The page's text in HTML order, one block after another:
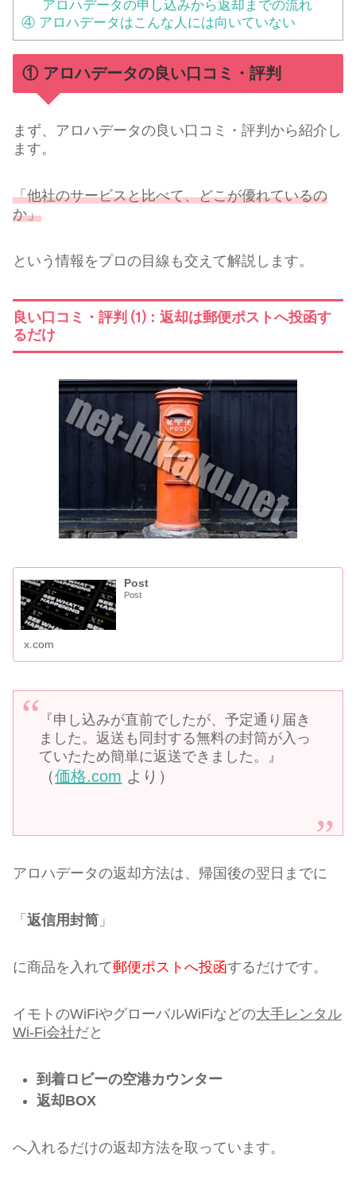
アロハデータの申し込みから返却までの流れ
④ アロハデータはこんな人には向いていない
① アロハデータの良い口コミ・評判
まず、アロハデータの良い口コミ・評判から紹介し
ます。
「他社のサービスと比べて、どこが優れているの
か」
という情報をプロの目線も交えて解説します。
良い口コミ・評判 ⑴：返却は郵便ポストへ投函す
るだけ
Post
Post
x.com
『申し込みが直前でしたが、予定通り届き
ました。返送も同封する無料の封筒が入っ
ていたため簡単に返送できました。』
（価格.com より）
アロハデータの返却方法は、帰国後の翌日までに
「 返信用封筒 」
に商品を入れて郵便ポストへ投函するだけです。
イモトのWiFiやグローバルWiFiなどの大手レンタル
Wi-Fi会社だと
到着ロビーの空港カウンター
返却BOX
へ入れるだけの返却方法を取っています。